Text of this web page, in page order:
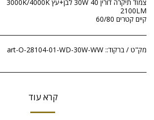
קיים קטרים 60/80
מק"ט / ברקוד:: art-O-28104-01-WD-30W-WW
קרא עוד